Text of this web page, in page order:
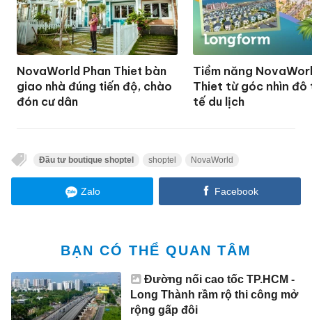
NovaWorld Phan Thiet bàn
giao nhà đúng tiến độ, chào
đón cư dân
Tiềm năng
Thiet từ góc nhìn đô
tế du lịch
Đầu tư boutique shoptel shoptel NovaWorld
Zalo Facebook
BẠN CÓ THỂ QUAN TÂM
Đường nối cao tốc TP.HCM -
Long Thành rầm rộ thi công mở
rộng gấp đôi